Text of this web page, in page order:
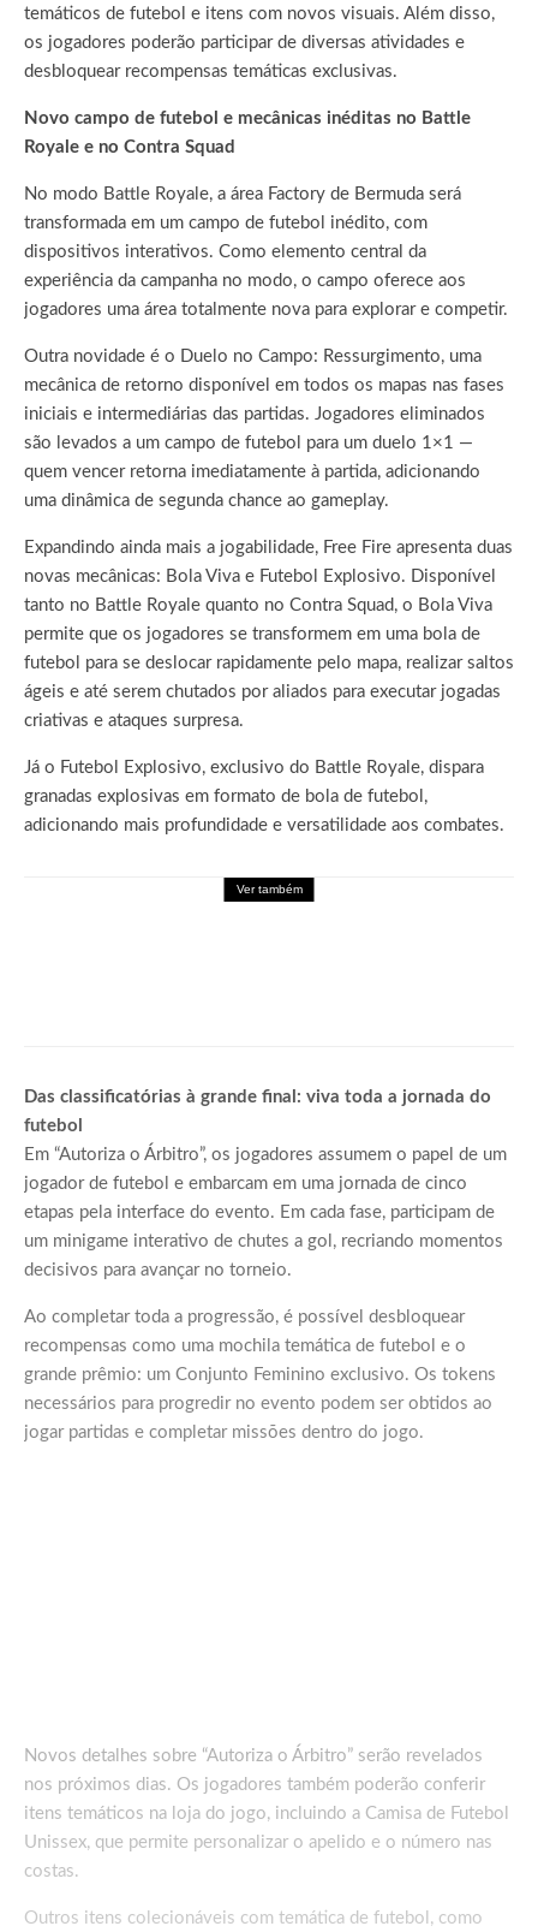
temáticos de futebol e itens com novos visuais. Além disso,
os jogadores poderão participar de diversas atividades e
desbloquear recompensas temáticas exclusivas.
Novo campo de futebol e mecânicas inéditas no Battle
Royale e no Contra Squad
No modo Battle Royale, a área Factory de Bermuda será
transformada em um campo de futebol inédito, com
dispositivos interativos. Como elemento central da
experiência da campanha no modo, o campo oferece aos
jogadores uma área totalmente nova para explorar e competir.
Outra novidade é o Duelo no Campo: Ressurgimento, uma
mecânica de retorno disponível em todos os mapas nas fases
iniciais e intermediárias das partidas. Jogadores eliminados
são levados a um campo de futebol para um duelo 1×1 —
quem vencer retorna imediatamente à partida, adicionando
uma dinâmica de segunda chance ao gameplay.
Expandindo ainda mais a jogabilidade, Free Fire apresenta duas
novas mecânicas: Bola Viva e Futebol Explosivo. Disponível
tanto no Battle Royale quanto no Contra Squad, o Bola Viva
permite que os jogadores se transformem em uma bola de
futebol para se deslocar rapidamente pelo mapa, realizar saltos
ágeis e até serem chutados por aliados para executar jogadas
criativas e ataques surpresa.
Já o Futebol Explosivo, exclusivo do Battle Royale, dispara
granadas explosivas em formato de bola de futebol,
adicionando mais profundidade e versatilidade aos combates.
Ver também
Das classificatórias à grande final: viva toda a jornada do
futebol
Em “Autoriza o Árbitro”, os jogadores assumem o papel de um
jogador de futebol e embarcam em uma jornada de cinco
etapas pela interface do evento. Em cada fase, participam de
um minigame interativo de chutes a gol, recriando momentos
decisivos para avançar no torneio.
Ao completar toda a progressão, é possível desbloquear
recompensas como uma mochila temática de futebol e o
grande prêmio: um Conjunto Feminino exclusivo. Os tokens
necessários para progredir no evento podem ser obtidos ao
jogar partidas e completar missões dentro do jogo.
Novos detalhes sobre “Autoriza o Árbitro” serão revelados
nos próximos dias. Os jogadores também poderão conferir
itens temáticos na loja do jogo, incluindo a Camisa de Futebol
Unissex, que permite personalizar o apelido e o número nas
costas.
Outros itens colecionáveis com temática de futebol, como